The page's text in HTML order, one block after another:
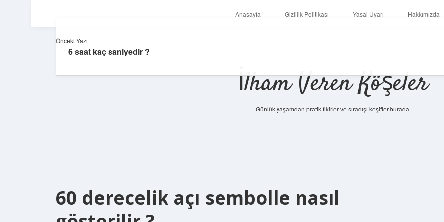
Anasayfa Gizlilik Politikası Yasal Uyarı Hakkımızda
İlham Veren Köşeler
Günlük yaşamdan pratik fikirler ve sıradışı keşifler burada.
60 derecelik açı sembolle nasıl
Önceki Yazı
6 saat kaç saniyedir ?